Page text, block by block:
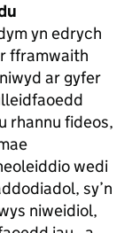
yn edrych
fframwaith
ar gyfer
rhannu fideos,
wedi
sy’n
niweidiol,